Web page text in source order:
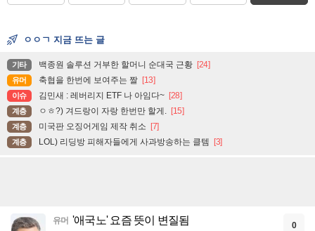
ㅇㅇㄱ 지금 뜨는 글
기타 백종원 솔루션 거부한 할머니 순대국 근황 [24]
유머 축협을 한번에 보여주는 짤 [13]
이슈 김민새 : 레버리지 ETF 나 아임다~ [28]
계층 ㅇㅎ?) 겨드랑이 자랑 한번만 할게. [15]
계층 미국판 오징어게임 제작 취소 [7]
계층 LOL) 리딩방 피해자들에게 사과방송하는 클템 [3]
유머 '애국노' 요즘 뜻이 변질됨 0